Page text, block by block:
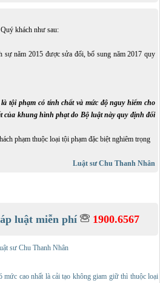
khách như sau:
năm 2015 được sửa đổi, bổ sung năm 2017 quy
tội phạm có tính chất và mức độ nguy hiểm cho
của khung hình phạt do Bộ luật này quy định đối
phạm thuộc loại tội phạm đặc biệt nghiêm trọng
Luật sư Chu Thanh Nhân
luật miễn phí 1900.6567
sư Chu Thanh Nhân
mức cao nhất là cải tạo không giam giữ thì thuộc loại